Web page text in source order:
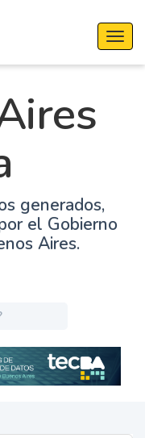
generados,
el Gobierno
Aires.